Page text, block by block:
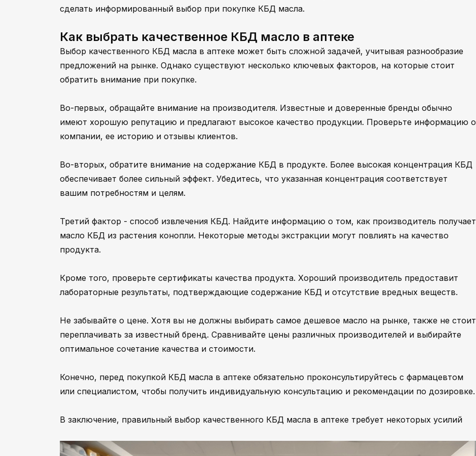
сделать информированный выбор при покупке КБД масла.
Как выбрать качественное КБД масло в аптеке
Выбор качественного КБД масла в аптеке может быть сложной задачей, учитывая разнообразие
предложений на рынке. Однако существуют несколько ключевых факторов, на которые стоит
обратить внимание при покупке.
Во-первых, обращайте внимание на производителя. Известные и доверенные бренды обычно
имеют хорошую репутацию и предлагают высокое качество продукции. Проверьте информацию о
компании, ее историю и отзывы клиентов.
Во-вторых, обратите внимание на содержание КБД в продукте. Более высокая концентрация КБД
обеспечивает более сильный эффект. Убедитесь, что указанная концентрация соответствует
вашим потребностям и целям.
Третий фактор - способ извлечения КБД. Найдите информацию о том, как производитель получает
масло КБД из растения конопли. Некоторые методы экстракции могут повлиять на качество
продукта.
Кроме того, проверьте сертификаты качества продукта. Хороший производитель предоставит
лабораторные результаты, подтверждающие содержание КБД и отсутствие вредных веществ.
Не забывайте о цене. Хотя вы не должны выбирать самое дешевое масло на рынке, также не стоит
переплачивать за известный бренд. Сравнивайте цены различных производителей и выбирайте
оптимальное сочетание качества и стоимости.
Конечно, перед покупкой КБД масла в аптеке обязательно проконсультируйтесь с фармацевтом
или специалистом, чтобы получить индивидуальную консультацию и рекомендации по дозировке.
В заключение, правильный выбор качественного КБД масла в аптеке требует некоторых усилий